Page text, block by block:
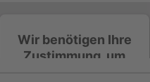
Wir benötigen Ihre
Zustimmung, um